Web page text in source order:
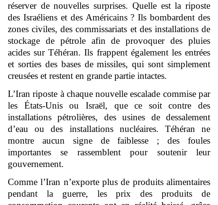
réserver de nouvelles surprises. Quelle est la riposte
des Israéliens et des Américains ? Ils bombardent des
zones civiles, des commissariats et des installations de
stockage de pétrole afin de provoquer des pluies
acides sur Téhéran. Ils frappent également les entrées
et sorties des bases de missiles, qui sont simplement
creusées et restent en grande partie intactes.
L’Iran riposte à chaque nouvelle escalade commise par
les États-Unis ou Israël, que ce soit contre des
installations pétrolières, des usines de dessalement
d’eau ou des installations nucléaires. Téhéran ne
montre aucun signe de faiblesse ; des foules
importantes se rassemblent pour soutenir leur
gouvernement.
Comme l’Iran n’exporte plus de produits alimentaires
pendant la guerre, les prix des produits de